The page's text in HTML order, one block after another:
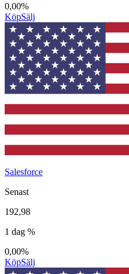
0,00%
KöpSälj
Salesforce
Senast
192,98
1 dag %
0,00%
KöpSälj